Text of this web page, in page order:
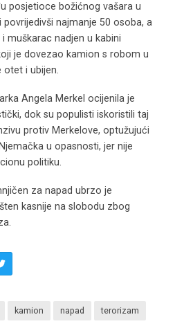
posjetioce božićnog vašara u
povrijedivši najmanje 50 osoba, a
muškarac nadjen u kabini
je dovezao kamion s robom u
otet i ubijen.
Angela Merkel ocijenila je
dok su populisti iskoristili taj
protiv Merkelove, optužujući
u opasnosti, jer nije
politiku.
za napad ubrzo je
kasnije na slobodu zbog
kamion napad terorizam